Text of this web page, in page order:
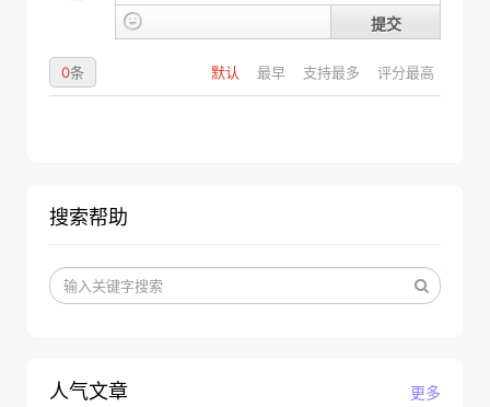
提交
默认 最早 支持最多 评分最高
0条
搜索帮助
更多
人气文章